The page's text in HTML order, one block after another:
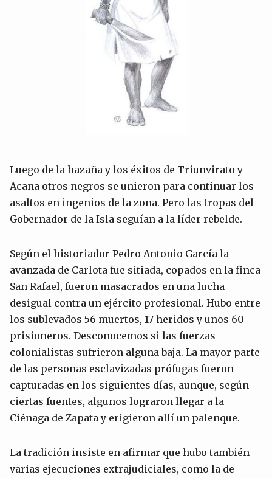
Luego de la hazaña y los éxitos de Triunvirato y
Acana otros negros se unieron para continuar los
asaltos en ingenios de la zona. Pero las tropas del
Gobernador de la Isla seguían a la líder rebelde.
Según el historiador Pedro Antonio García la
avanzada de Carlota fue sitiada, copados en la finca
San Rafael, fueron masacrados en una lucha
desigual contra un ejército profesional. Hubo entre
los sublevados 56 muertos, 17 heridos y unos 60
prisioneros. Desconocemos si las fuerzas
colonialistas sufrieron alguna baja. La mayor parte
de las personas esclavizadas prófugas fueron
capturadas en los siguientes días, aunque, según
ciertas fuentes, algunos lograron llegar a la
Ciénaga de Zapata y erigieron allí un palenque.
La tradición insiste en afirmar que hubo también
varias ejecuciones extrajudiciales, como la de